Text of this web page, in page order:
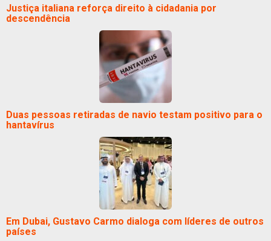
Justiça italiana reforça direito à cidadania por
descendência
Duas pessoas retiradas de navio testam positivo para o
hantavírus
Em Dubai, Gustavo Carmo dialoga com líderes de outros
países